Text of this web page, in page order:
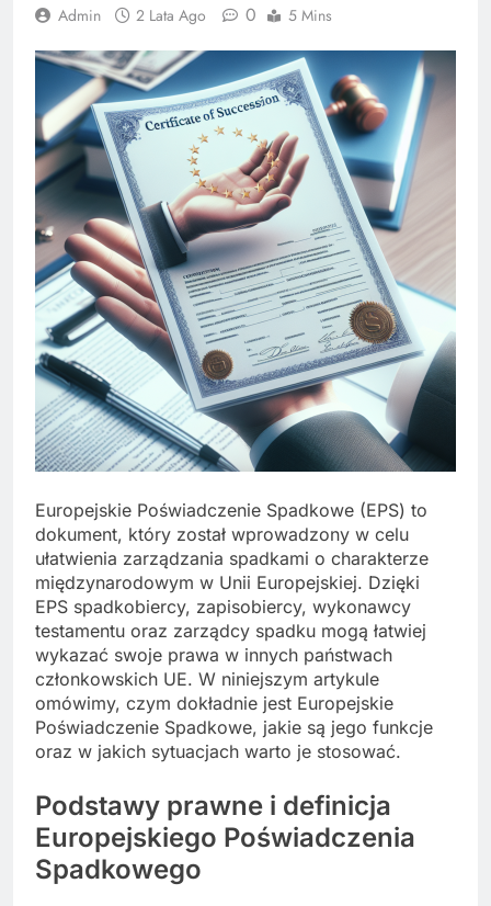
Admin 2 Lata Ago 0 5 Mins
Europejskie Poświadczenie Spadkowe (EPS) to
dokument, który został wprowadzony w celu
ułatwienia zarządzania spadkami o charakterze
międzynarodowym w Unii Europejskiej. Dzięki
EPS spadkobiercy, zapisobiercy, wykonawcy
testamentu oraz zarządcy spadku mogą łatwiej
wykazać swoje prawa w innych państwach
członkowskich UE. W niniejszym artykule
omówimy, czym dokładnie jest Europejskie
Poświadczenie Spadkowe, jakie są jego funkcje
oraz w jakich sytuacjach warto je stosować.
Podstawy prawne i definicja
Europejskiego Poświadczenia
Spadkowego